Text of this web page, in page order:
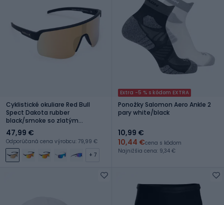
Cyklistické okuliare Red Bull
Spect Dakota rubber
black/smoke so zlatým
zrkadlom
47,99 €
Odporúčaná cena výrobcu: 79,99 €
+ 7
Extra -5 % s kódom EXTRA
Ponožky Salomon Aero Ankle 2
pary white/black
10,99 €
10,44 €cena s kódom
Najnižšia cena: 9,34 €